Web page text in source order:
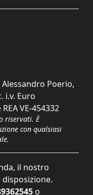
Poerio,
i.v. Euro
VE-454332
riservati. È
con qualsiasi
il nostro
o